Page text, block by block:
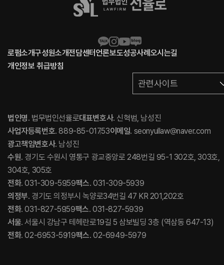
로펌소개구성원소개전담센터언론보도성공사례 오시는길
개인정보 취급방침
관련사이트
법인명. 법무법인선율로대표변호사. 신혁범, 남성진
사업자등록번호. 889-85-01753이메일. seonyullaw@naver.com
광고책임변호사. 남성진
수원. 경기도 수원시 영통구 광교중앙로 248번길 95-1 302호, 303호,
304호, 305호
전화. 031-309-5959팩스. 031-309-5939
의정부. 경기도 의정부시 녹양로34번길 47 KR 201,202호
전화. 031-827-5959팩스. 031-827-5939
서울. 서울시 강남구 테헤란로19길 5 삼보빌딩 3층 (역삼동 647-13)
전화. 02-6953-5919팩스. 02-6949-5979